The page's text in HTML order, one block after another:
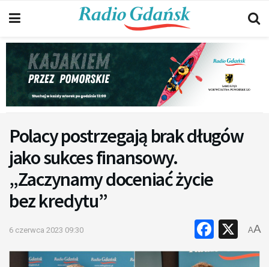
Polacy postrzegają brak długów
jako sukces finansowy.
„Zaczynamy doceniać życie
bez kredytu”
6 czerwca 2023 09:30 X
AA